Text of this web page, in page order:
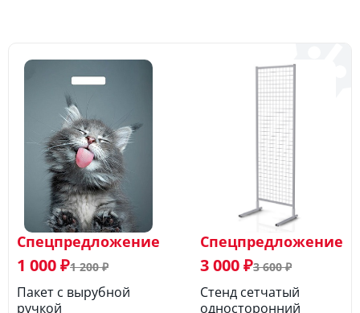
Спецпредложение
1 000 ₽1 200 ₽
Пакет с вырубной
ручкой
Спецпредложение
3 000 ₽3 600 ₽
Стенд сетчатый
односторонний